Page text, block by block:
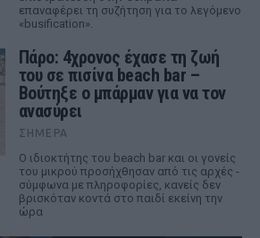
επαναφέρει τη συζήτηση για το λεγόμενο
«busification».
Πάρο: 4χρονος έχασε τη ζωή
του σε πισίνα beach bar –
Βούτηξε ο μπάρμαν για να τον
ανασύρει
ΣΉΜΕΡΑ
Ο ιδιοκτήτης του beach bar και οι γονείς
του μικρού προσήχθησαν από τις αρχές -
σύμφωνα με πληροφορίες, κανείς δεν
βρισκόταν κοντά στο παιδί εκείνη την
ώρα